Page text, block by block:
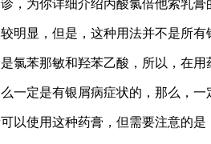
，为你详细介绍丙酸氯倍他索乳膏
明显，但是，这种用法并不是所有
氯苯那敏和羟苯乙酸，所以，在用
一定是有银屑病症状的，那么，
以使用这种药膏，但需要注意的